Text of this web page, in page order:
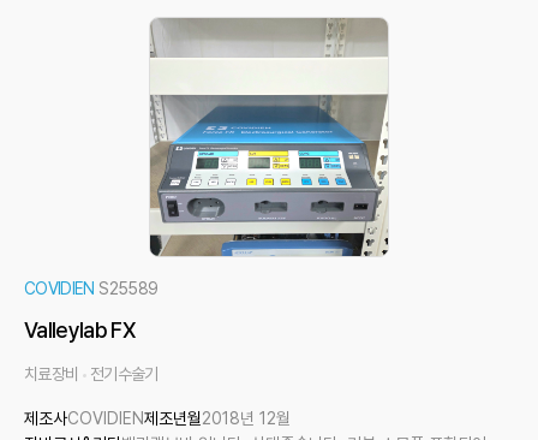
COVIDIEN S25589
Valleylab FX
치료장비 전기수술기
제조사COVIDIEN제조년월2018년 12월